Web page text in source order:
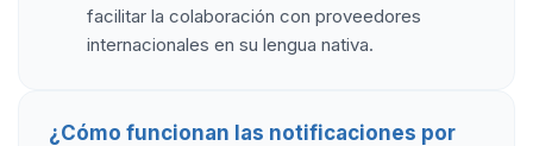
facilitar la colaboración con proveedores
internacionales en su lengua nativa.
¿Cómo funcionan las notificaciones por